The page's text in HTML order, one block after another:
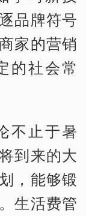
品牌符号
家的营销
的社会常
止于暑
到来的大
，能够锻
生活费管